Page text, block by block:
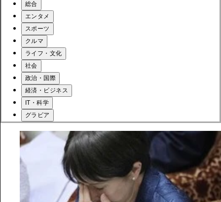
総合
エンタメ
スポーツ
クルマ
ライフ・文化
社会
政治・国際
経済・ビジネス
IT・科学
グラビア